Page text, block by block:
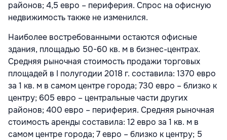
районов; 4,5 евро – периферия. Спрос на офисную
недвижимость также не изменился.
Наиболее востребованными остаются офисные
здания, площадью 50-60 кв. м в бизнес-центрах.
Средняя рыночная стоимость продажи торговых
площадей в I полугодии 2018 г. составила: 1370 евро
за 1 кв. м в самом центре города; 730 евро – близко к
центру; 605 евро – центральные части других
районов; 400 евро – периферия. Средняя рыночная
стоимость аренды составила: 12 евро за 1 кв. м в
самом центре города; 7 евро – близко к центру; 5